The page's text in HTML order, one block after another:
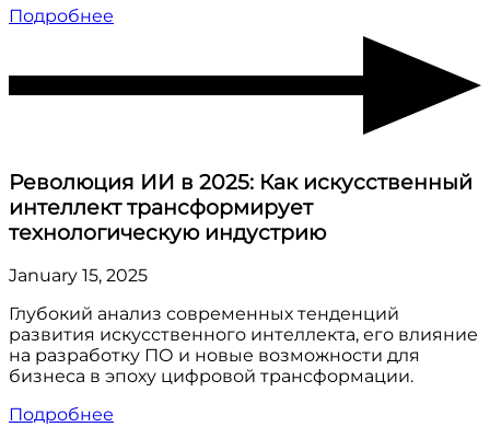
Подробнее
Революция ИИ в 2025: Как искусственный
интеллект трансформирует
технологическую индустрию
January 15, 2025
Глубокий анализ современных тенденций
развития искусственного интеллекта, его влияние
на разработку ПО и новые возможности для
бизнеса в эпоху цифровой трансформации.
Подробнее